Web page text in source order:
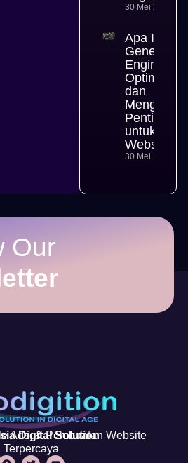
30 Mei 2026
Apa Itu
Generative
Engine
dan
Mengapa
Penting
untuk
Website
30 Mei 2026
Our
Digital Solution
Ads, & Pembuatan Website
Terpercaya